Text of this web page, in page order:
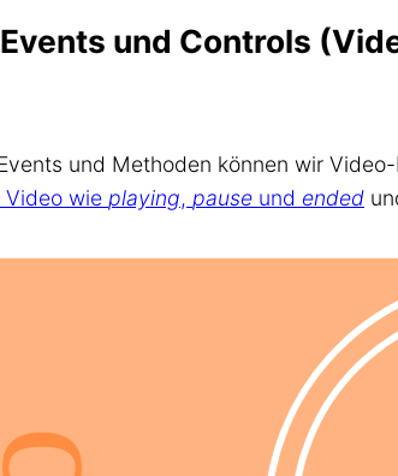
und Controls
und Methoden können wir
Video wie playing, pause und ended